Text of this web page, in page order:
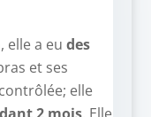
elle a eu des
et ses
elle